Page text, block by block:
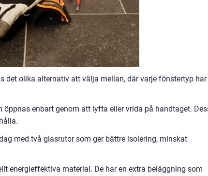
det olika alternativ att välja mellan, där varje fönstertyp har
öppnas enbart genom att lyfta eller vrida på handtaget.
med två glasrutor som ger bättre isolering, minskat
energieffektiva material. De har en extra beläggning som